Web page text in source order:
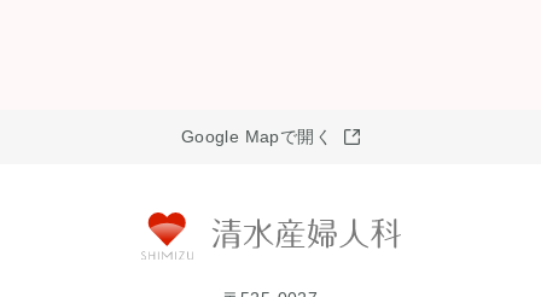
Google Mapで開く